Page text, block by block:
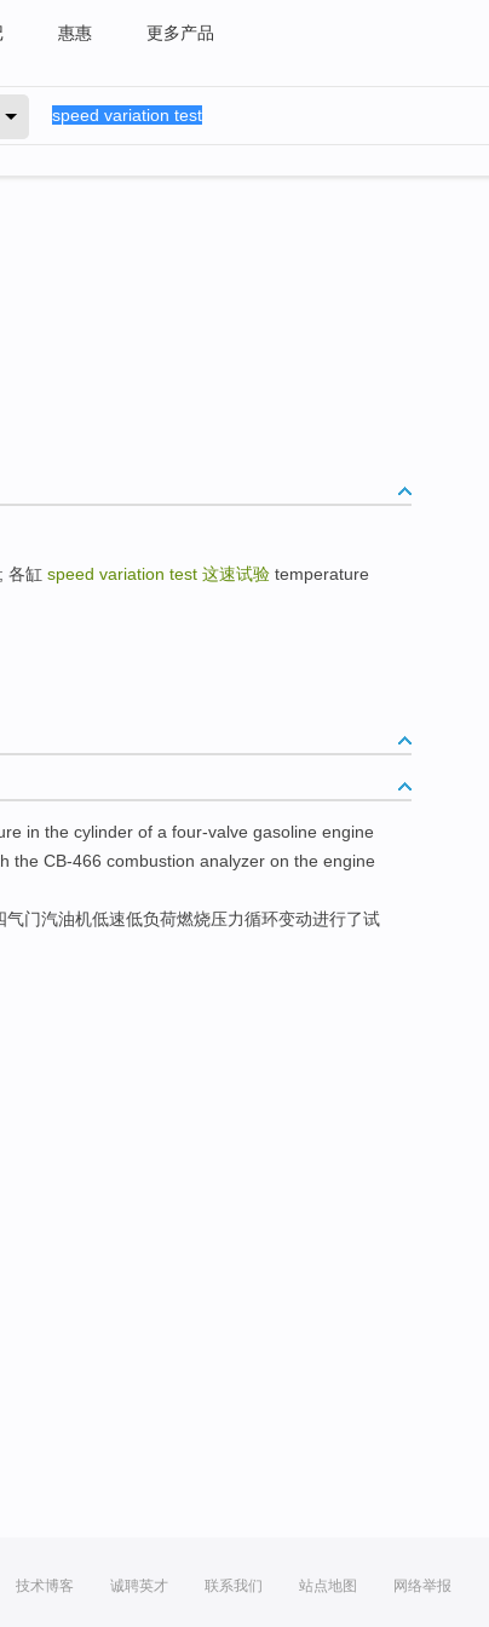
惠惠 更多产品
各缸 speed variation test 这速试验 temperature
in the cylinder of a four-valve gasoline engine
the CB-466 combustion analyzer on the engine
气门汽油机低速低负荷燃烧压力循环变动进行了试
技术博客 诚聘英才 联系我们 站点地图 网络举报